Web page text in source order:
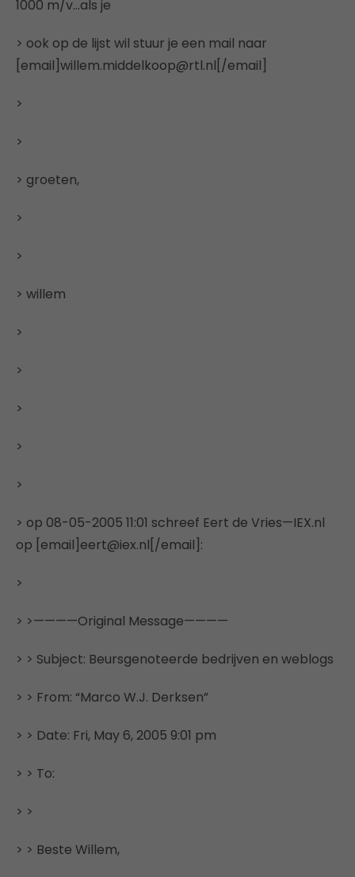
1000 m/v…als je
> ook op de lijst wil stuur je een mail naar
[email]willem.middelkoop@rtl.nl[/email]
>
>
> groeten,
>
>
> willem
>
>
>
>
>
> op 08-05-2005 11:01 schreef Eert de Vries—IEX.nl
op [email]eert@iex.nl[/email]:
>
> >————Original Message————
> > Subject: Beursgenoteerde bedrijven en weblogs
> > From: “Marco W.J. Derksen”
> > Date: Fri, May 6, 2005 9:01 pm
> > To:
> >
> > Beste Willem,